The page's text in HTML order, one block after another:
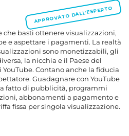
puntare tutto su AdSense
membership
non tutta la
e video lunghi
APPROVATO DALL'ESPERTO
che basti ottenere visualizzazioni,
e aspettare i pagamenti. La realtà
sono monetizzabili, gli
la nicchia e il Paese del
Contano anche la fiducia
Guadagnare con YouTube
fatto di pubblicità, programmi
abbonamenti a pagamento e
fissa per singola visualizzazione.